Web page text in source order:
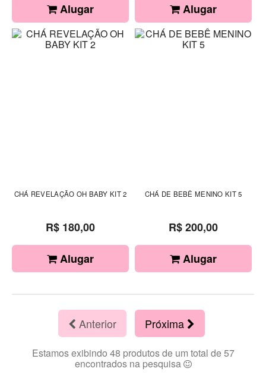
Alugar Alugar
CHÁ REVELAÇÃO OH BABY KIT 2
R$ 180,00
Alugar
CHÁ DE BEBÊ MENINO KIT 5
R$ 200,00
Alugar
Anterior Próxima
Estamos exibindo 48 produtos de um total de 57
encontrados na pesquisa